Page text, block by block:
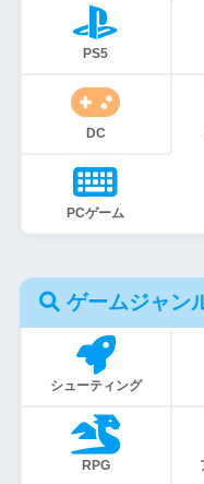
PS5
DC
PCゲーム
ゲームジャン
シューティング
RPG